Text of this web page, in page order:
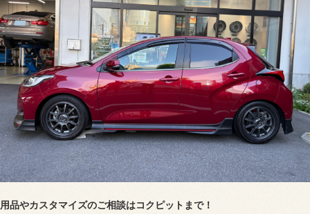
用品やカスタマイズのご相談はコクピットまで！